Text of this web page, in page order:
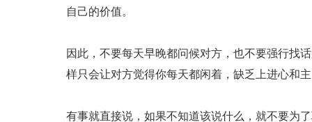
自己的价值。
因此，不要每天早晚都问候对方，也不要强行找
样只会让对方觉得你每天都闲着，缺乏上进心和
有事就直接说，如果不知道该说什么，就不要为